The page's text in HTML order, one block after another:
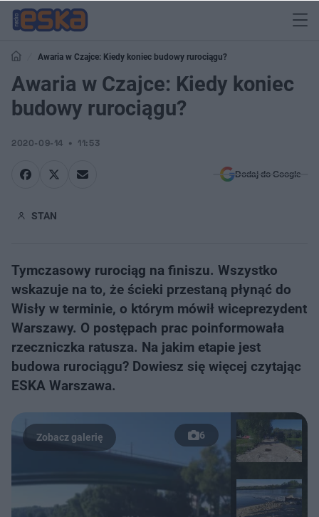
Awaria w Czajce: Kiedy koniec budowy rurociągu?
Awaria w Czajce: Kiedy koniec
budowy rurociągu?
2020-09-14 11:53
Dodaj do Google
STAN
Tymczasowy rurociąg na finiszu. Wszystko
wskazuje na to, że ścieki przestaną płynąć do
Wisły w terminie, o którym mówił wiceprezydent
Warszawy. O postępach prac poinformowała
rzeczniczka ratusza. Na jakim etapie jest
budowa rurociągu? Dowiesz się więcej czytając
ESKA Warszawa.
6